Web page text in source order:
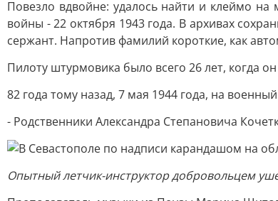
Повезло вдвойне: удалось найти и клеймо
войны - 22 октября 1943 года. В архивах
сержант. Напротив фамилий короткие, как
Пилоту штурмовика было всего 26 лет, когда
82 года тому назад, 7 мая 1944 года, на
- Родственники Александра Степановича
Опытный летчик-инструктор добровольцем